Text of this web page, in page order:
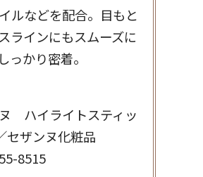
ルなどを配合。目もと
ラインにもスムーズに
っかり密着。
ハイライトスティッ
セザンヌ化粧品
8515